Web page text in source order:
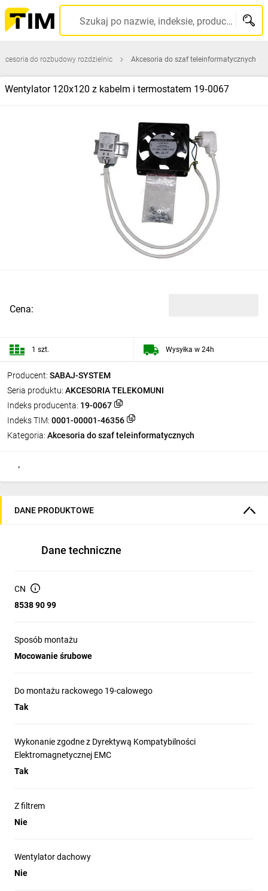
Szukaj po nazwie, indeksie, producencie, kodzie kreskowym...
do rozbudowy rozdzielnic Akcesoria do szaf teleinformatycznych
Wentylator 120x120 z kabelm i termostatem 19‑0067
Producent: SABAJ-SYSTEM
Seria produktu: AKCESORIA TELEKOMUNI
Indeks producenta: 19-0067
Indeks TIM: 0001-00001-46356
Kategoria: Akcesoria do szaf teleinformatycznych
Cena:
1 szt. Wysyłka w 24h
DANE PRODUKTOWE
Dane techniczne
CN
8538 90 99
Sposób montażu
Mocowanie śrubowe
Do montażu rackowego 19-calowego
Tak
Wykonanie zgodne z Dyrektywą Kompatybilności
Elektromagnetycznej EMC
Tak
Z filtrem
Nie
Wentylator dachowy
Nie